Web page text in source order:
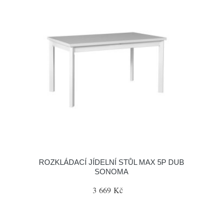
ROZKLÁDACÍ JÍDELNÍ STŮL MAX 5P DUB
SONOMA
3 669 Kč